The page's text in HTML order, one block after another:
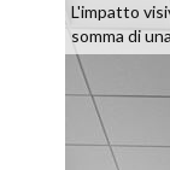
L'impatto
somma di